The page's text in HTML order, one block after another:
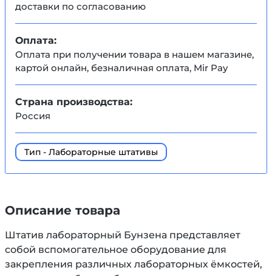
доставки по согласованию
Оплата:
Оплата при получении товара в нашем магазине,
картой онлайн, безналичная оплата, Mir Pay
Страна производства:
Россия
Тип - Лабораторные штативы
Описание товара
Штатив лабораторный Бунзена представляет
собой вспомогательное оборудование для
закрепления различных лабораторных ёмкостей,